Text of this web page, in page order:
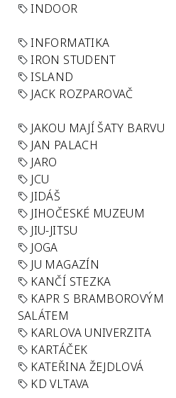
INDOOR
INFORMATIKA
IRON STUDENT
ISLAND
JACK ROZPAROVAČ
JAKOU MAJÍ ŠATY BARVU
JAN PALACH
JARO
JCU
JIDÁŠ
JIHOČESKÉ MUZEUM
JIU-JITSU
JOGA
JU MAGAZÍN
KANČÍ STEZKA
KAPR S BRAMBOROVÝM
SALÁTEM
KARLOVA UNIVERZITA
KARTÁČEK
KATEŘINA ŽEJDLOVÁ
KD VLTAVA